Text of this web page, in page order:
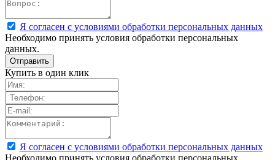
Я согласен с условиями обработки персональных данных
Необходимо принять условия обработки персональных
данных.
Купить в один клик
Я согласен с условиями обработки персональных данных
Необходимо принять условия обработки персональных